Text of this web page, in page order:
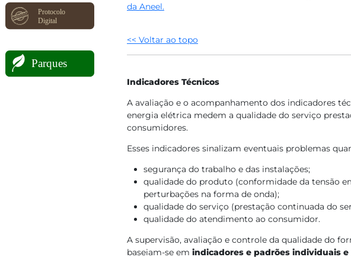
da Aneel.
<< Voltar ao topo​
Indicadores Técnicos
A avaliação e o acompanhamento dos indicadores
energia elétrica medem a qualidade do serviço
consumidores.
Esses indicadores sinalizam eventuais problemas
segurança do trabalho e das instalações;
qualidade do produto (conformidade da tensão
perturbações na forma de onda);
qualidade do serviço (prestação continuada do
qualidade do atendimento ao consumidor.
A supervisão, avaliação e controle da qualidade do
baseiam-se em indicadores e padrões individuais e